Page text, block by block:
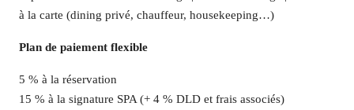
à la carte (dining privé, chauffeur, housekeeping…)
Plan de paiement flexible
5 % à la réservation
15 % à la signature SPA (+ 4 % DLD et frais associés)